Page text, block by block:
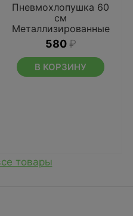
Пневмохлопушка 60
см
Металлизированные
звезды
580 ₽
В КОРЗИНУ
товары